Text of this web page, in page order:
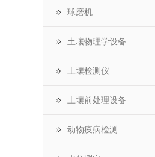
球磨机
土壤物理学设备
土壤检测仪
土壤前处理设备
动物疫病检测